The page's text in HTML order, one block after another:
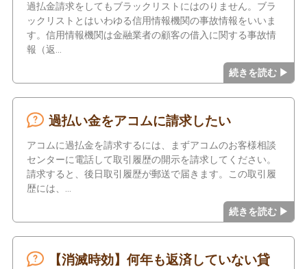
過払金請求をしてもブラックリストにはのりません。ブラ
ックリストとはいわゆる信用情報機関の事故情報をいいま
す。信用情報機関は金融業者の顧客の借入に関する事故情
報（返
過払い金をアコムに請求したい
アコムに過払金を請求するには、まずアコムのお客様相談
センターに電話して取引履歴の開示を請求してください。
請求すると、後日取引履歴が郵送で届きます。この取引履
歴には、
【消滅時効】何年も返済していない貸